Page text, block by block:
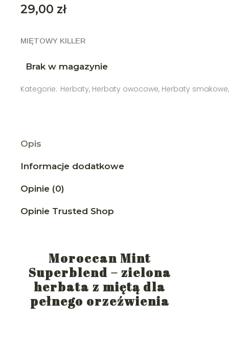
29,00 zł
MIĘTOWY KILLER
Brak w magazynie
Kategorie: Herbaty, Herbaty owocowe, Herbaty smakowe
Opis
Informacje dodatkowe
Opinie (0)
Opinie Trusted Shop
Moroccan Mint
Superblend – zielona
herbata z miętą dla
pełnego orzeźwienia